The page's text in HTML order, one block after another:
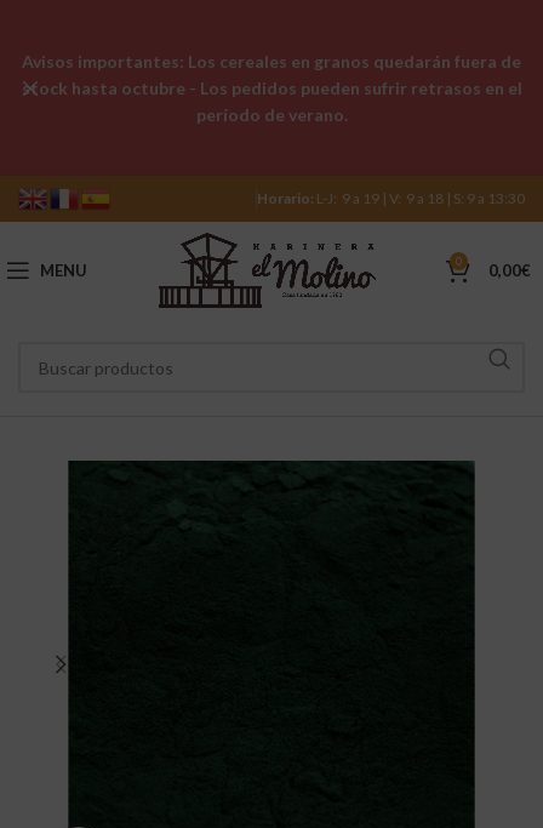
Horario: L-J: 9 a 19 | V: 9 a 18 | S: 9 a 13:30
MENU 0 0,00€
Avisos importantes: Los cereales en granos quedarán fuera de
stock hasta octubre - Los pedidos pueden sufrir retrasos en el
período de verano.